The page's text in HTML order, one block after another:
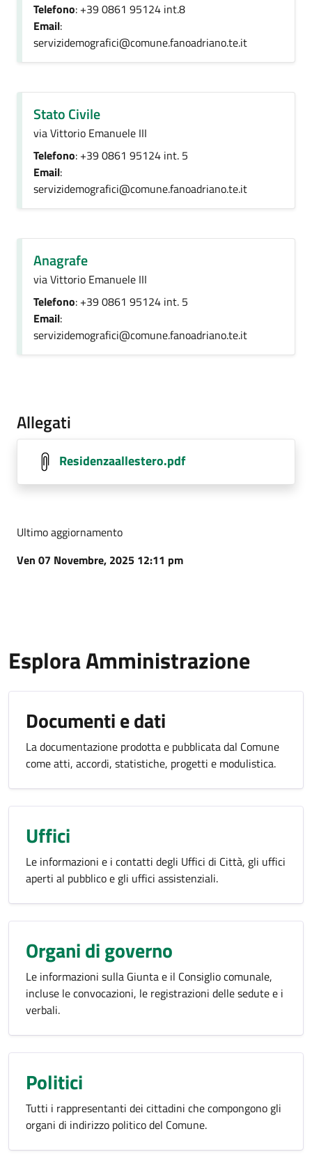
Telefono: +39 0861 95124 int.8
Email:
servizidemografici@comune.fanoadriano.te.it
Stato Civile
via Vittorio Emanuele III
Telefono: +39 0861 95124 int. 5
Email:
servizidemografici@comune.fanoadriano.te.it
Anagrafe
via Vittorio Emanuele III
Telefono: +39 0861 95124 int. 5
Email:
servizidemografici@comune.fanoadriano.te.it
Allegati
Residenzaallestero.pdf
Ultimo aggiornamento
Ven 07 Novembre, 2025 12:11 pm
Esplora Amministrazione
Documenti e dati
La documentazione prodotta e pubblicata dal Comune
come atti, accordi, statistiche, progetti e modulistica.
Uffici
Le informazioni e i contatti degli Uffici di Città, gli uffici
aperti al pubblico e gli uffici assistenziali.
Organi di governo
Le informazioni sulla Giunta e il Consiglio comunale,
incluse le convocazioni, le registrazioni delle sedute e i
verbali.
Politici
Tutti i rappresentanti dei cittadini che compongono gli
organi di indirizzo politico del Comune.